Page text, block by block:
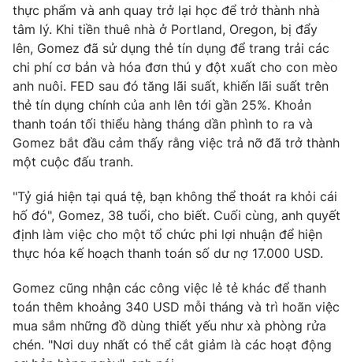
thực phẩm và anh quay trở lại học để trở thành nhà
tâm lý. Khi tiền thuê nhà ở Portland, Oregon, bị đẩy
lên, Gomez đã sử dụng thẻ tín dụng để trang trải các
chi phí cơ bản và hóa đơn thú y đột xuất cho con mèo
anh nuôi. FED sau đó tăng lãi suất, khiến lãi suất trên
thẻ tín dụng chính của anh lên tới gần 25%. Khoản
thanh toán tối thiểu hàng tháng dần phình to ra và
Gomez bắt đầu cảm thấy rằng việc trả nỡ đã trở thành
một cuộc đấu tranh.
"Tỷ giá hiện tại quá tệ, bạn không thể thoát ra khỏi cái
hố đó", Gomez, 38 tuổi, cho biết. Cuối cùng, anh quyết
định làm việc cho một tổ chức phi lợi nhuận để hiện
thực hóa kế hoạch thanh toán số dư nợ 17.000 USD.
Gomez cũng nhận các công việc lẻ tẻ khác để thanh
toán thêm khoảng 340 USD mỗi tháng và trì hoãn việc
mua sắm những đồ dùng thiết yếu như xà phòng rửa
chén. "Nơi duy nhất có thể cắt giảm là các hoạt động